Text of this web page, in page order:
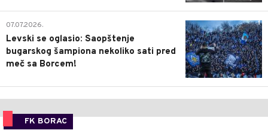
1
07.07.2026.
Levski se oglasio: Saopštenje
bugarskog šampiona nekoliko sati pred
meč sa Borcem!
FK BORAC